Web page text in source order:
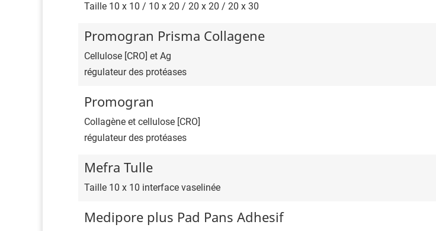
Taille 10 x 10 / 10 x 20 / 20 x 20 / 20 x 30
Promogran Prisma Collagene
Cellulose [CRO] et Ag
régulateur des protéases
Promogran
Collagène et cellulose [CRO]
régulateur des protéases
Mefra Tulle
Taille 10 x 10 interface vaselinée
Medipore plus Pad Pans Adhesif